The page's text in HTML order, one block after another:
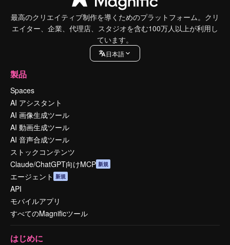
最高のクリエイティブ制作を導くためのプラットフォーム。クリ
エイター、企業、代理店、スタジオを含む100万人以上が利用し
ています。
日本語
製品
Spaces
AI アシスタント
AI 画像生成ツール
AI 動画生成ツール
AI 音声合成ツール
ストックコンテンツ
Claude/ChatGPT向けMCP 新規
エージェント 新規
API
モバイルアプリ
すべてのMagnificツール
はじめに